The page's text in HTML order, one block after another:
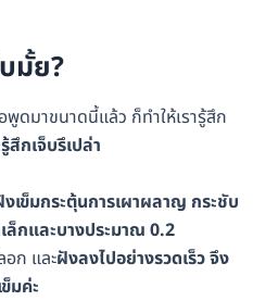
มั้ย?
มาขนาดนี้แล้ว ก็ทำให้เรารู้สึก
กเจ็บรึเปล่า
งเข็มกระตุ้นการเผาผลาญ กระชับ
ล็กและบางประมาณ 0.2
ก และฝังลงไปอย่างรวดเร็ว จึง
มค่ะ